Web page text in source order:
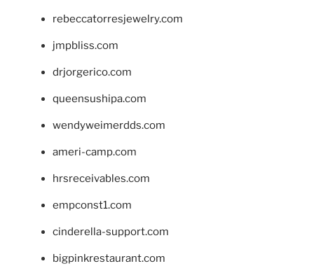
rebeccatorresjewelry.com
jmpbliss.com
drjorgerico.com
queensushipa.com
wendyweimerdds.com
ameri-camp.com
hrsreceivables.com
empconst1.com
cinderella-support.com
bigpinkrestaurant.com